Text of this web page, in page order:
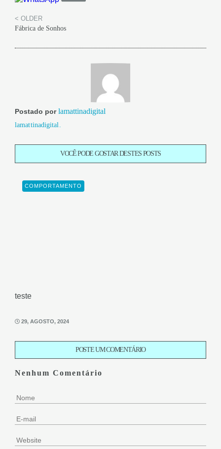
< OLDER
Fábrica de Sonhos
Postado porlamattinadigital
lamattinadigital.
VOCÊ PODE GOSTAR DESTES POSTS
COMPORTAMENTO
teste
29, AGOSTO, 2024
POSTE UM COMENTÁRIO
Nenhum Comentário